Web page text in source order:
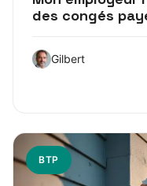
des congés
Gilbert
BTP